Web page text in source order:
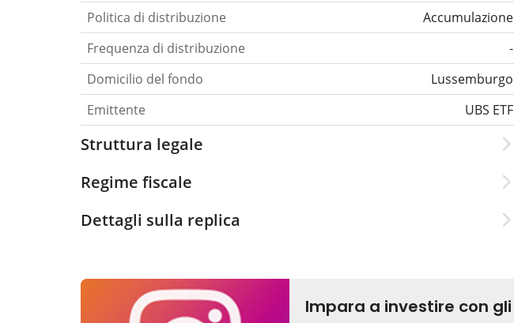
Politica di distribuzione
Accumulazione
Frequenza di distribuzione
-
Domicilio del fondo
Lussemburgo
Emittente
UBS ETF
Struttura legale
Regime fiscale
Dettagli sulla replica